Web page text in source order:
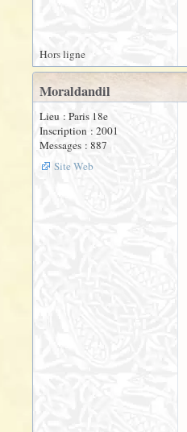
Hors ligne
Moraldandil
Lieu : Paris 18e
Inscription : 2001
Messages : 887
Site Web